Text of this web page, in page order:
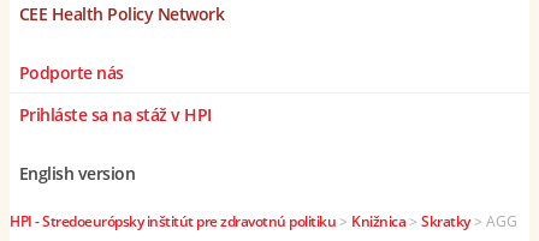
CEE Health Policy Network
Podporte nás
Prihláste sa na stáž v HPI
English version
HPI - Stredoeurópsky inštitút pre zdravotnú politiku> Knižnica> Skratky> AGG